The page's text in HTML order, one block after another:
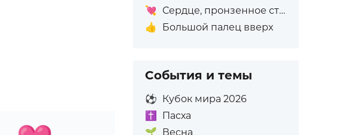
💘 Сердце, пронзенное стрелой
👍
Большой палец вверх
События и темы
⚽ Кубок мира 2026
✝️
Пасха
🌱 Весна